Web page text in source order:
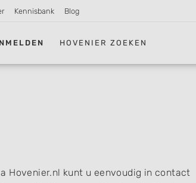
Kennisbank Blog
HOVENIER ZOEKEN
Hovenier.nl kunt u eenvoudig in contact